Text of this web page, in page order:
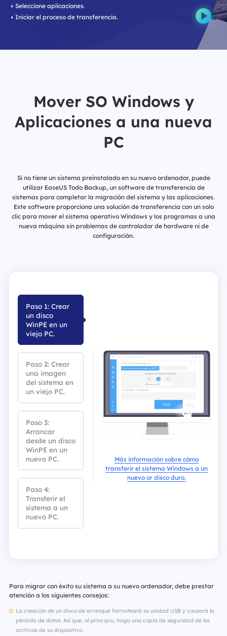
Seleccione aplicaciones.
Iniciar el proceso de transferencia.
Mover SO Windows y
Aplicaciones a una nueva
PC
Si no tiene un sistema preinstalado en su nuevo ordenador, puede
utilizar EaseUS Todo Backup, un software de transferencia de
sistemas para completar la migración del sistema y las aplicaciones.
Este software proporciona una solución de transferencia con un solo
clic para mover el sistema operativo Windows y los programas a una
nueva máquina sin problemas de controlador de hardware ni de
configuración.
Paso 1: Crear
un disco
WinPE en un
viejo PC.
Paso 2: Crear
una imagen
del sistema en
un viejo PC.
Paso 3:
Arrancar
desde un disco
WinPE en un
nuevo PC.
Paso 4:
Transferir el
sistema a un
nuevo PC.
Más información sobre cómo
transferir el sistema Windows a un
nuevo or disco duro.
Para migrar con éxito su sistema a su nuevo ordenador, debe prestar
atención a los siguientes consejos:
La creación de un disco de arranque formateará su unidad USB y causará la
pérdida de datos. Así que, al principio, haga una copia de seguridad de los
archivos de su dispositivo.